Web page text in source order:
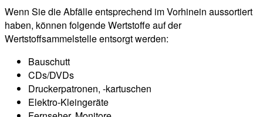
Wenn Sie die Abfälle entsprechend im Vorhinein aussortiert
haben, können folgende Wertstoffe auf der
Wertstoffsammelstelle entsorgt werden:
Bauschutt
CDs/DVDs
Druckerpatronen, -kartuschen
Elektro-Kleingeräte